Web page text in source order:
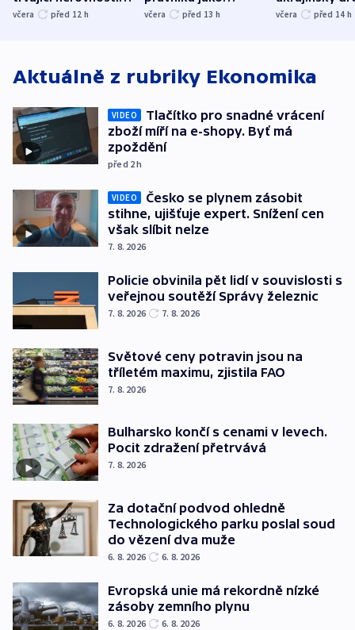
společenskou
včera před 12 h
ministra
včera před 13 h
explodoval
včera před 14 h
Aktuálně z rubriky Ekonomika
VIDEO
Tlačítko pro snadné vrácení
zboží míří na e-shopy. Byť má
zpoždění
před 2h
VIDEO
Česko se plynem zásobit
stihne, ujišťuje expert. Snížení cen
však slíbit nelze
7. 8. 2026
Policie obvinila pět lidí v souvislosti s
veřejnou soutěží Správy železnic
7. 8. 2026 7. 8. 2026
Světové ceny potravin jsou na
tříletém maximu, zjistila FAO
7. 8. 2026
Bulharsko končí s cenami v levech.
Pocit zdražení přetrvává
7. 8. 2026
Za dotační podvod ohledně
Technologického parku poslal soud
do vězení dva muže
6. 8. 2026 6. 8. 2026
Evropská unie má rekordně nízké
zásoby zemního plynu
6. 8. 2026 6. 8. 2026